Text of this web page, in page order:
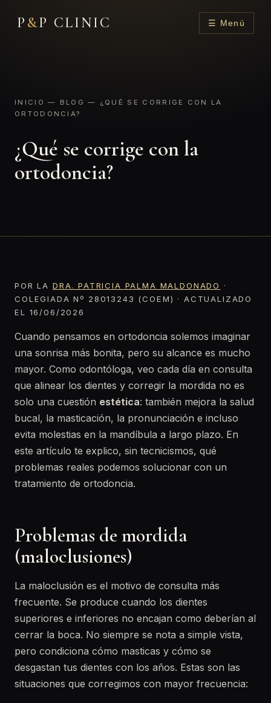
P &P CLINIC ☰ Menú
INICIO — BLOG — ¿QUÉ SE CORRIGE CON LA
ORTODONCIA?
¿Qué se corrige con la
ortodoncia?
POR LA DRA. PATRICIA PALMA MALDONADO
·
COLEGIADA Nº 28013243 (COEM) · ACTUALIZADO
EL 16/06/2026
Cuando pensamos en ortodoncia solemos imaginar
una sonrisa más bonita, pero su alcance es mucho
mayor. Como odontóloga, veo cada día en consulta
que alinear los dientes y corregir la mordida no es
solo una cuestión estética: también mejora la salud
bucal, la masticación, la pronunciación e incluso
evita molestias en la mandíbula a largo plazo. En
este artículo te explico, sin tecnicismos, qué
problemas reales podemos solucionar con un
tratamiento de ortodoncia.
Problemas de mordida
(maloclusiones)
La maloclusión es el motivo de consulta más
frecuente. Se produce cuando los dientes
superiores e inferiores no encajan como deberían al
cerrar la boca. No siempre se nota a simple vista,
pero condiciona cómo masticas y cómo se
desgastan tus dientes con los años. Estas son las
situaciones que corregimos con mayor frecuencia: